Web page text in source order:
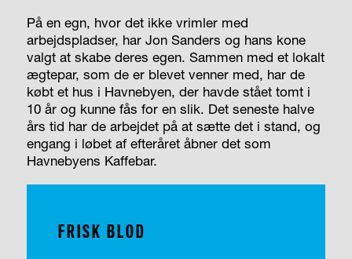
På en egn, hvor det ikke vrimler med
arbejdspladser, har Jon Sanders og hans kone
valgt at skabe deres egen. Sammen med et lokalt
ægtepar, som de er blevet venner med, har de
købt et hus i Havnebyen, der havde stået tomt i
10 år og kunne fås for en slik. Det seneste halve
års tid har de arbejdet på at sætte det i stand, og
engang i løbet af efteråret åbner det som
Havnebyens Kaffebar.
FRISK BLOD